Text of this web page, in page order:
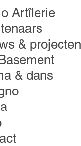
Artîlerie
& projecten
& dans